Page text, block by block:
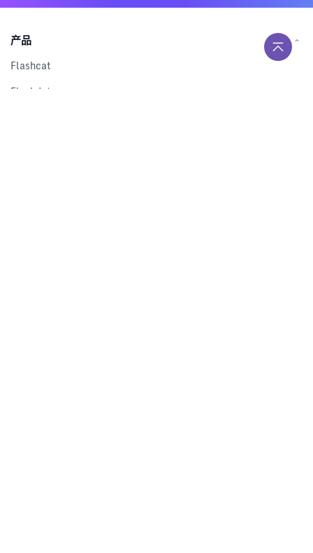
产品
Flashcat
Flashduty